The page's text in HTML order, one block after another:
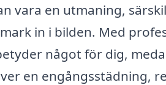
vara en utmaning,
in i bilden. Med
något för dig,
en engångsstädning,